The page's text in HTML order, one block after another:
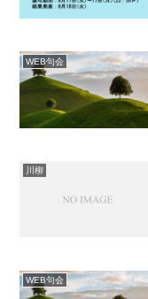
WEB句会
川柳
WEB句会